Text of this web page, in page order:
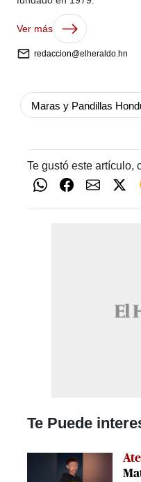
Ver más
redaccion@elheraldo.hn
Maras y Pandillas
Te gustó este artículo,
Te Puede